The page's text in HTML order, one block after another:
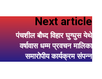
Next article
पंचशील बौध्द विहार घुग्घुस येथे
वर्षावास धम्म प्रवचन मालिका
समारोपीय कार्यक्रम संपन्न